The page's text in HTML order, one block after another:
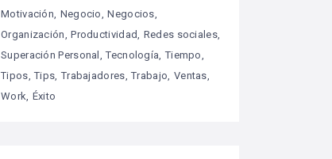
Motivación Negocio
Negocios
Organización
Productividad Redes sociales
Superación Personal
Tecnología Tiempo
Tipos Tips Trabajadores Trabajo Ventas
Work Éxito